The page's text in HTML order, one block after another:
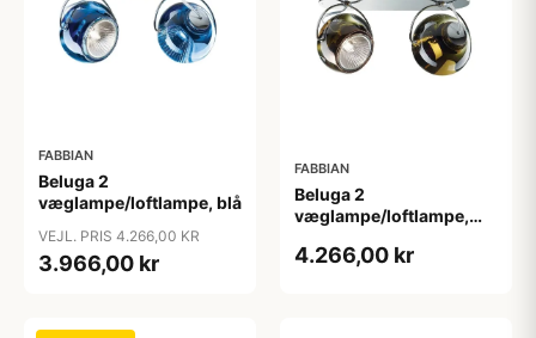
FABBIAN
Beluga 2
væglampe/loftlampe, blå
VEJL. PRIS 4.266,00 KR
3.966,00 kr
FABBIAN
Beluga 2
væglampe/loftlampe,
4.266,00 kr